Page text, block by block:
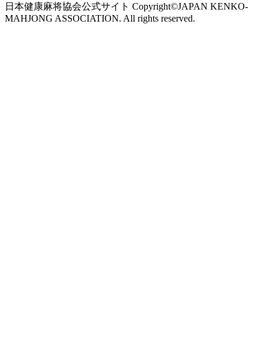
日本健康麻将協会公式サイト Copyright©JAPAN KENKO-
MAHJONG ASSOCIATION. All rights reserved.